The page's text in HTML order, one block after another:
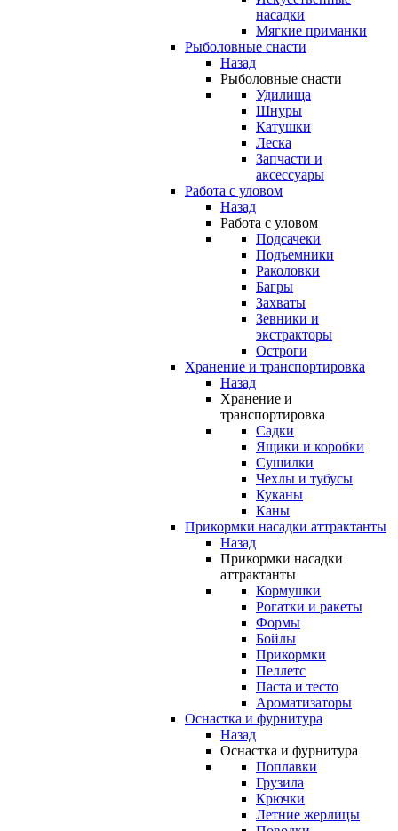
насадки
Мягкие приманки
Рыболовные снасти
Назад
Рыболовные снасти
Удилища
Шнуры
Катушки
Леска
Запчасти и
аксессуары
Работа с уловом
Назад
Работа с уловом
Подсачеки
Подъемники
Раколовки
Багры
Захваты
Зевники и
экстракторы
Остроги
Хранение и транспортировка
Назад
Хранение и
транспортировка
Садки
Ящики и коробки
Сушилки
Чехлы и тубусы
Куканы
Каны
Прикормки насадки аттрактанты
Назад
Прикормки насадки
аттрактанты
Кормушки
Рогатки и ракеты
Формы
Бойлы
Прикормки
Пеллетс
Паста и тесто
Ароматизаторы
Оснастка и фурнитура
Назад
Оснастка и фурнитура
Поплавки
Грузила
Крючки
Летние жерлицы